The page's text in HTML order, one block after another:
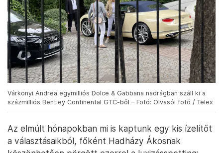
Várkonyi Andrea egymilliós Dolce & Gabbana nadrágban száll ki a
százmilliós Bentley Continental GTC-ből – Fotó: Olvasói fotó / Telex
Az elmúlt hónapokban mi is kaptunk egy kis ízelítőt
a választásaikból, főként Hadházy Ákosnak